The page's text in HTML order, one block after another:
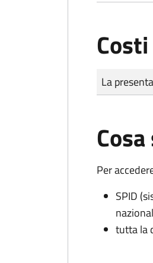
Costi
Tipo di
Importo
La
Per
SPID
tutta la